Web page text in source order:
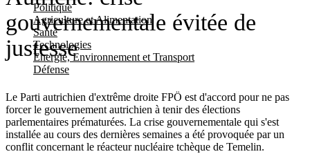
Politique
Agriculture et Alimentation
Santé
Technologies
Energie, Environnement et Transport
Défense
gouvernementale évitée de
justesse
Le Parti autrichien d'extrême droite FPÖ est d'accord pour ne pas
forcer le gouvernement autrichien à tenir des élections
parlementaires prématurées. La crise gouvernementale qui s'est
installée au cours des dernières semaines a été provoquée par un
conflit concernant le réacteur nucléaire tchèque de Temelin.